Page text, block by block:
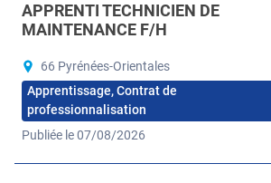
APPRENTI TECHNICIEN DE
MAINTENANCE F/H
66 Pyrénées-Orientales
Apprentissage, Contrat de
professionnalisation
Publiée le 07/08/2026